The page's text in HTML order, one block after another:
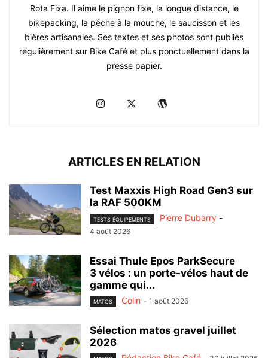
Rota Fixa. Il aime le pignon fixe, la longue distance, le
bikepacking, la pêche à la mouche, le saucisson et les
bières artisanales. Ses textes et ses photos sont publiés
régulièrement sur Bike Café et plus ponctuellement dans la
presse papier.
ARTICLES EN RELATION
Test Maxxis High Road Gen3 sur
la RAF 500KM
TESTS ÉQUIPEMENTS Pierre Dubarry -
4 août 2026
Essai Thule Epos ParkSecure
3 vélos : un porte-vélos haut de
gamme qui...
MATOS Colin - 1 août 2026
Sélection matos gravel juillet
2026